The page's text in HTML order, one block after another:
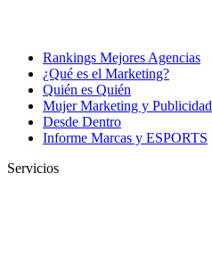
Rankings Mejores Agencias
¿Qué es el Marketing?
Quién es Quién
Mujer Marketing y Publicidad
Desde Dentro
Informe Marcas y ESPORTS
Servicios